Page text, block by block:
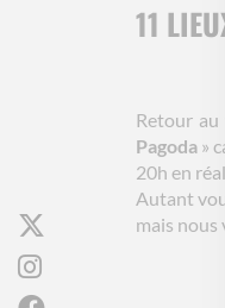
11
Retour
Pagoda »
20h en
Autant
mais nous